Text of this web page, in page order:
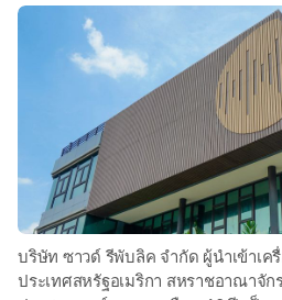
บริษัท ซาวด์ รีพับลิค จำกัด ผู้นำเข้าเค
ประเทศสหรัฐอเมริกา สหราชอาณาจัก